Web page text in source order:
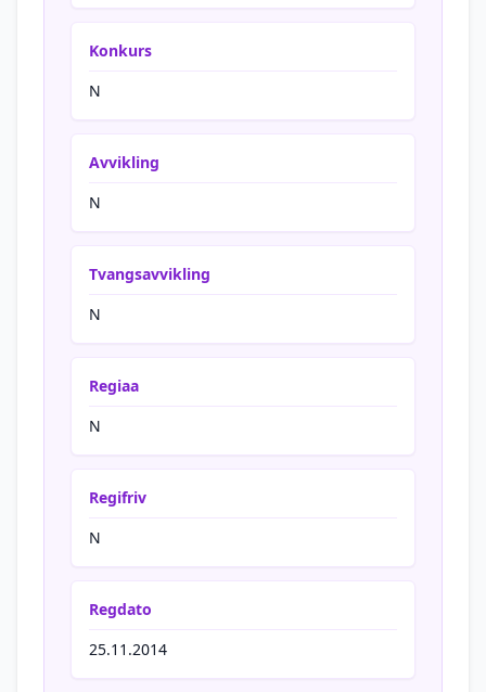
Konkurs
N
Avvikling
N
Tvangsavvikling
N
Regiaa
N
Regifriv
N
Regdato
25.11.2014